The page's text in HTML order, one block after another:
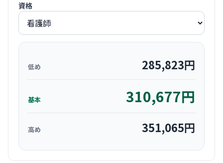
資格
低め 285,823円
基本 310,677円
高め 351,065円